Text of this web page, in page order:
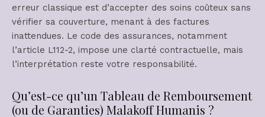
erreur classique est d’accepter des soins coûteux sans
vérifier sa couverture, menant à des factures
inattendues. Le code des assurances, notamment
l’article L112-2, impose une clarté contractuelle, mais
l’interprétation reste votre responsabilité.
Qu’est-ce qu’un Tableau de Remboursement
(ou de Garanties) Malakoff Humanis ?